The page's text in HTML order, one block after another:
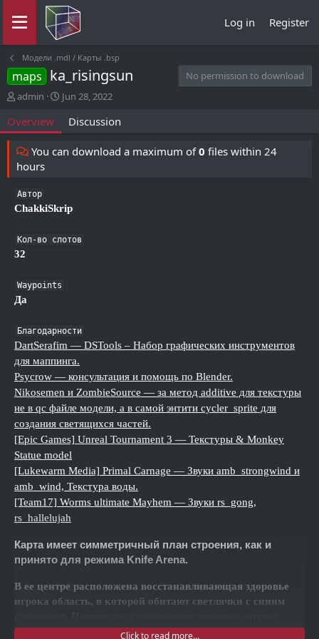
Log in Register
Модели .mdl / Карты .bsp
maps ka_risingsun
No permission to download
A
t
h
o
r
admin
C
t
a
e
Jun 28, 2022
Overview Discussion
You can download a maximum of0 files within 24
hours
Автор
ChakkiSkrip
Кол-во слотов
32
Waypoints
Да
Благодарности
DartSerafim — DSTools – Набор графических инструментов
для маппинга.
Psycrow — консультация и помощь по Blender.
Nikosemen и ZombieSource — за метод additive для текстуры
не в qc файле модели, а в самой энтити cycler_sprite для
создания светящихся частей.
[Epic Games] Unreal Tournament 3 — Текстуры & Monkey
Statue model
[Lukewarm Media] Primal Carnage — Звуки amb_strongwind и
amb_wind, Текстура воды.
[Team17] Worms ultimate Mayhem — Звуки rs_gong,
rs_hallelujah
Карта имеет симметричный план строения, как и
принято для режима Knife Arena.
В ее центре расположена восстанавливающая здоровье
игрока область, в которой обитают светлячки с синим
представится возможность попасть на верх центральной
Click to read more...